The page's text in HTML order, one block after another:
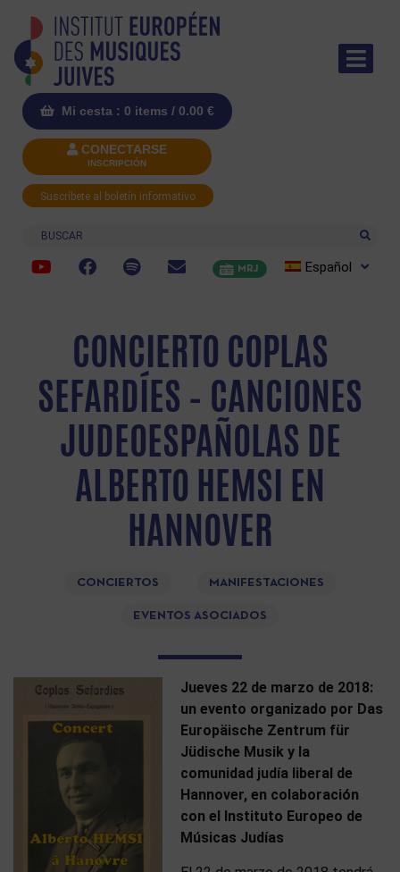
Mi cesta : 0 items / 0.00 €
CONECTARSE
INSCRIPCIÓN
Suscríbete al boletín informativo
Buscar
MRJ Español
CONCIERTO COPLAS
SEFARDÍES – CANCIONES
JUDEOESPAÑOLAS DE
ALBERTO HEMSI EN
HANNOVER
CONCIERTOS MANIFESTACIONES
EVENTOS ASOCIADOS
Jueves 22 de marzo de 2018:
un evento organizado por Das
Europäische Zentrum für
Jüdische Musik y la
comunidad judía liberal de
Hannover, en colaboración
con el Instituto Europeo de
Músicas Judías